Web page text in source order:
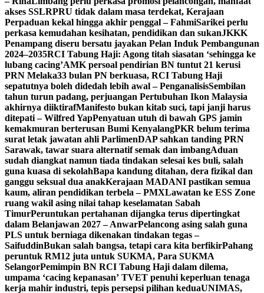
akses SSLRPRU tidak dalam masa terdekat, Kerajaan
Perpaduan kekal hingga akhir penggal – FahmiSarikei perlu
perkasa kemudahan kesihatan, pendidikan dan sukanJKKK
Penampang diseru bersatu jayakan Pelan Induk Pembangunan
2024–2035RCI Tabung Haji: Agong titah siasatan ‘sehingga ke
lubang cacing’AMK persoal pendirian BN tuntut 21 kerusi
PRN Melaka33 bulan PN berkuasa, RCI Tabung Haji
sepatutnya boleh didedah lebih awal – PenganalisisSembilan
tahun turun padang, perjuangan Pertubuhan Ikon Malaysia
akhirnya diiktirafManifesto bukan kitab suci, tapi janji harus
ditepati – Wilfred YapPenyatuan utuh di bawah GPS jamin
kemakmuran berterusan Bumi KenyalangPKR belum terima
surat letak jawatan ahli ParlimenDAP sahkan tanding PRN
Sarawak, tawar suara alternatif semak dan imbangAduan
sudah diangkat namun tiada tindakan selesai kes buli, salah
guna kuasa di sekolahBapa kandung ditahan, dera fizikal dan
ganggu seksual dua anakKerajaan MADANI pastikan semua
kaum, aliran pendidikan terbela – PMXLawatan ke ESS Zone
ruang wakil asing nilai tahap keselamatan Sabah
TimurPeruntukan pertahanan dijangka terus dipertingkat
dalam Belanjawan 2027 – AnwarPelancong asing salah guna
PLS untuk berniaga dikenakan tindakan tegas –
SaifuddinBukan salah bangsa, tetapi cara kita berfikirPahang
peruntuk RM12 juta untuk SUKMA, Para SUKMA
SelangorPemimpin BN RCI Tabung Haji dalam dilema,
umpama ‘cacing kepanasan’ TVET penuhi keperluan tenaga
kerja mahir industri, tepis persepsi pilihan keduaUNIMAS,